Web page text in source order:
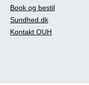
Book og bestil
Sundhed.dk
Kontakt OUH